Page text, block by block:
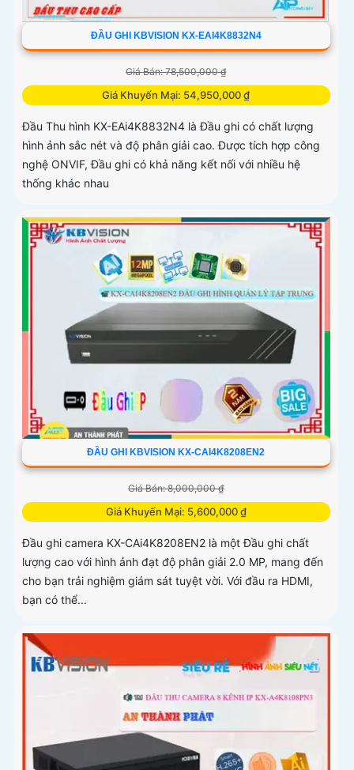
ĐẦU GHI KBVISION KX-EAI4K8832N4
Giá Bán: 78,500,000 ₫
Giá Khuyến Mại: 54,950,000 ₫
Đầu Thu hình KX-EAi4K8832N4 là Đầu ghi có chất lượng
hình ảnh sắc nét và độ phân giải cao. Được tích hợp công
nghệ ONVIF, Đầu ghi có khả năng kết nối với nhiều hệ
thống khác nhau
ĐẦU GHI KBVISION KX-CAI4K8208EN2
Giá Bán: 8,000,000 ₫
Giá Khuyến Mại: 5,600,000 ₫
Đầu ghi camera KX-CAi4K8208EN2 là một Đầu ghi chất
lượng cao với hình ảnh đạt độ phân giải 2.0 MP, mang đến
cho bạn trải nghiệm giám sát tuyệt vời. Với đầu ra HDMI,
bạn có thể...